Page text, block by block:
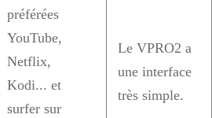
préférées
YouTube,
Netflix,
Kodi... et
surfer sur
Le VPRO2 a
une interface
très simple.